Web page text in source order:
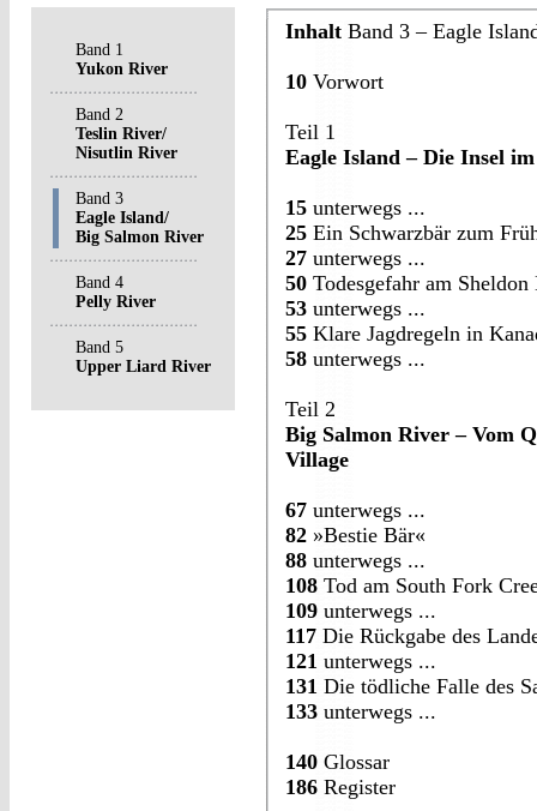
Band 1
Yukon River
Band 2
Teslin River/
Nisutlin River
Band 3
Eagle Island/
Big Salmon River
Band 4
Pelly River
Band 5
Upper Liard River
Inhalt Band 3 – Eagle
10 Vorwort
Teil 1
Eagle Island – Die Insel
15 unterwegs ...
25 Ein Schwarzbär zum
27 unterwegs ...
50 Todesgefahr am Sheldon
53 unterwegs ...
55 Klare Jagdregeln in
58 unterwegs ...
Teil 2
Big Salmon River – Vom
Village
67 unterwegs ...
82 »Bestie Bär«
88 unterwegs ...
108 Tod am South Fork
109 unterwegs ...
117 Die Rückgabe des
121 unterwegs ...
131 Die tödliche Falle des
133 unterwegs ...
140 Glossar
186 Register